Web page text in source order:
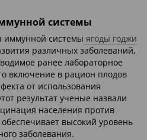
системы
иммунной системы ягоды годжи
различных заболеваний,
ранее лабораторное
включение в рацион плодов
от использования
результат ученые назвали
населения против
высокий уровень
заболевания.